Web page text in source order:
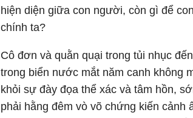
hiện diện giữa con người, còn gì để
chính ta?
Cô đơn và quằn quại trong tủi nhục
trong biển nước mắt năm canh không
khỏi sự đày đọa thể xác và tâm hồn,
phải hằng đêm vò võ chứng kiến cảnh